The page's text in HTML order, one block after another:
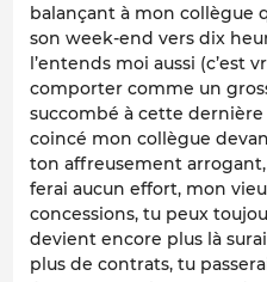
balançant à mon collègue
son week-end vers dix
l’entends moi aussi (c’est
comporter comme un
succombé à cette dernière
coincé mon collègue
ton affreusement arrogant,
ferai aucun effort, mon
concessions, tu peux
devient encore plus là
plus de contrats, tu